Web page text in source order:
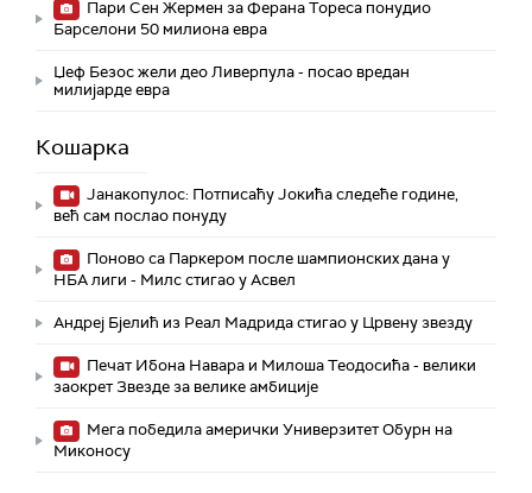
Пари Сен Жермен за Ферана Тореса понудио
Барселони 50 милиона евра
Џеф Безос жели део Ливерпула - посао вредан
милијарде евра
Кошарка
Јанакопулос: Потписаћу Јокића следеће године,
већ сам послао понуду
Поново са Паркером после шампионских дана у
НБА лиги - Милс стигао у Асвел
Андреј Бјелић из Реал Мадрида стигао у Црвену звезду
Печат Ибона Навара и Милоша Теодосића - велики
заокрет Звезде за велике амбиције
Мега победила амерички Универзитет Обурн на
Миконосу